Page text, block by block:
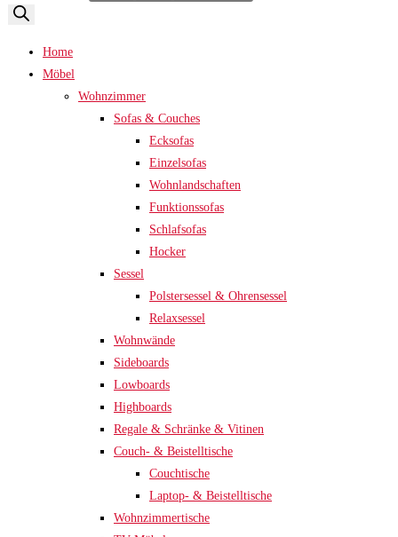
Home
Möbel
Wohnzimmer
Sofas & Couches
Ecksofas
Einzelsofas
Wohnlandschaften
Funktionssofas
Schlafsofas
Hocker
Sessel
Polstersessel & Ohrensessel
Relaxsessel
Wohnwände
Sideboards
Lowboards
Highboards
Regale & Schränke & Vitinen
Couch- & Beistelltische
Couchtische
Laptop- & Beistelltische
Wohnzimmertische